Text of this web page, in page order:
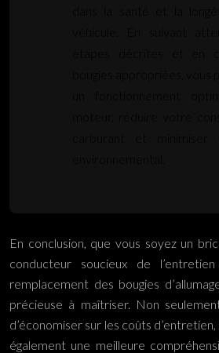
En conclusion, que vous soyez un
conducteur soucieux de
remplacement des bougies
précieuse à maîtriser. Non
d’économiser sur les coûts
également une meilleure